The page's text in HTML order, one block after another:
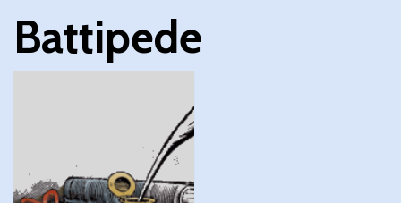
Battipede